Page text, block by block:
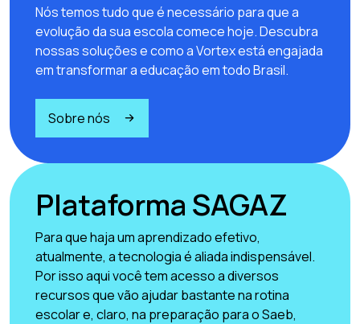
Nós temos tudo que é necessário para que a
evolução da sua escola comece hoje. Descubra
nossas soluções e como a Vortex está engajada
em transformar a educação em todo Brasil.
Sobre nós
Plataforma SAGAZ
Para que haja um aprendizado efetivo,
atualmente, a tecnologia é aliada indispensável.
Por isso aqui você tem acesso a diversos
recursos que vão ajudar bastante na rotina
escolar e, claro, na preparação para o Saeb,